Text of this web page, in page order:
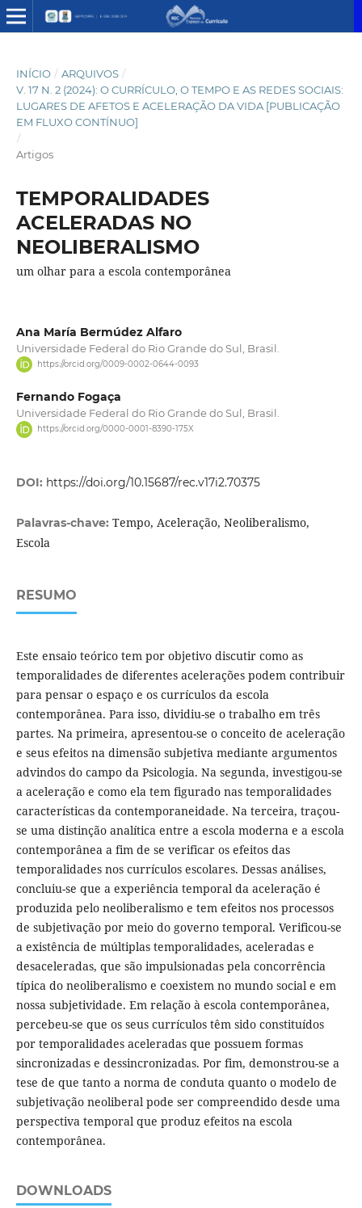
INÍCIO / ARQUIVOS /
V. 17 N. 2 (2024): O CURRÍCULO, O TEMPO E AS REDES SOCIAIS:
LUGARES DE AFETOS E ACELERAÇÃO DA VIDA [PUBLICAÇÃO
EM FLUXO CONTÍNUO]
/
Artigos
TEMPORALIDADES
ACELERADAS NO
NEOLIBERALISMO
um olhar para a escola contemporânea
Ana María Bermúdez Alfaro
Universidade Federal do Rio Grande do Sul, Brasil.
https://orcid.org/0009-0002-0644-0093
Fernando Fogaça
Universidade Federal do Rio Grande do Sul, Brasil.
https://orcid.org/0000-0001-8390-175X
DOI: https://doi.org/10.15687/rec.v17i2.70375
Palavras-chave: Tempo, Aceleração, Neoliberalismo,
Escola
RESUMO
Este ensaio teórico tem por objetivo discutir como as
temporalidades de diferentes acelerações podem contribuir
para pensar o espaço e os currículos da escola
contemporânea. Para isso, dividiu-se o trabalho em três
partes. Na primeira, apresentou-se o conceito de aceleração
e seus efeitos na dimensão subjetiva mediante argumentos
advindos do campo da Psicologia. Na segunda, investigou-se
a aceleração e como ela tem figurado nas temporalidades
características da contemporaneidade. Na terceira, traçou-
se uma distinção analítica entre a escola moderna e a escola
contemporânea a fim de se verificar os efeitos das
temporalidades nos currículos escolares. Dessas análises,
concluiu-se que a experiência temporal da aceleração é
produzida pelo neoliberalismo e tem efeitos nos processos
de subjetivação por meio do governo temporal. Verificou-se
a existência de múltiplas temporalidades, aceleradas e
desaceleradas, que são impulsionadas pela concorrência
típica do neoliberalismo e coexistem no mundo social e em
nossa subjetividade. Em relação à escola contemporânea,
percebeu-se que os seus currículos têm sido constituídos
por temporalidades aceleradas que possuem formas
sincronizadas e dessincronizadas. Por fim, demonstrou-se a
tese de que tanto a norma de conduta quanto o modelo de
subjetivação neoliberal pode ser compreendido desde uma
perspectiva temporal que produz efeitos na escola
contemporânea.
DOWNLOADS